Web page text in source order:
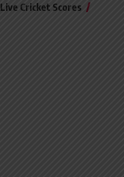
Live Cricket Scores